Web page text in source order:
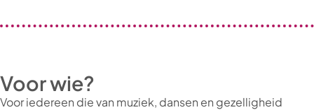
Voor wie?
Voor iedereen die van muziek, dansen en gezelligheid